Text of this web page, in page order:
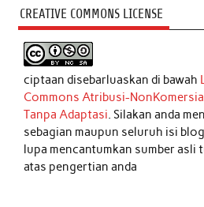
CREATIVE COMMONS LICENSE
ciptaan disebarluaskan di bawah
Commons Atribusi-
Tanpa Adaptasi. Silakan anda
sebagian maupun seluruh isi
lupa mencantumkan sumber asli
atas pengertian anda